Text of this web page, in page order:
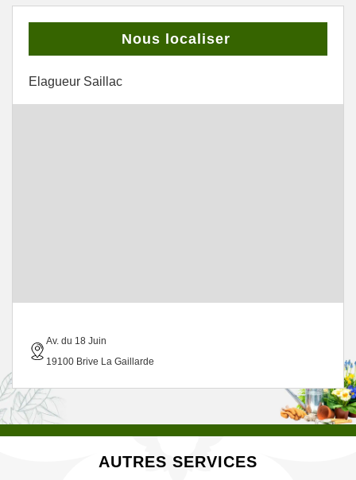
Nous localiser
Elagueur Saillac
Av. du 18 Juin
19100 Brive La Gaillarde
AUTRES SERVICES